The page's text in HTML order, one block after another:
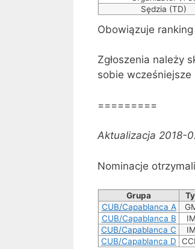
Sędzia (TD)
Obowiązuje
Zgłoszenia należy
sobie wcześniejsze
=========
Aktualizacja 2018-
Nominacje
Grupa
CUB/Capablanca A
CUB/Capablanca B
IM
CUB/Capablanca C
IM
CUB/Capablanca D